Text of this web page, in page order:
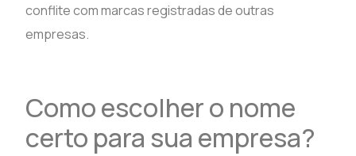
conflite com marcas registradas de outras
empresas.
Como escolher o nome
certo para sua empresa?